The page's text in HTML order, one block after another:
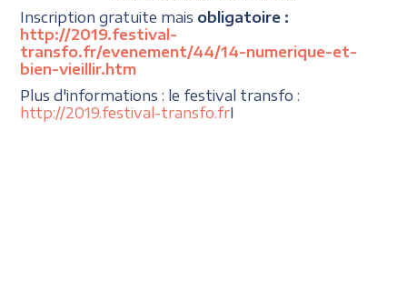
Inscription gratuite mais obligatoire :
http://2019.festival-
transfo.fr/evenement/44/14-numerique-et-
bien-vieillir.htm
Plus d'informations : le festival transfo :
http://2019.festival-transfo.frI